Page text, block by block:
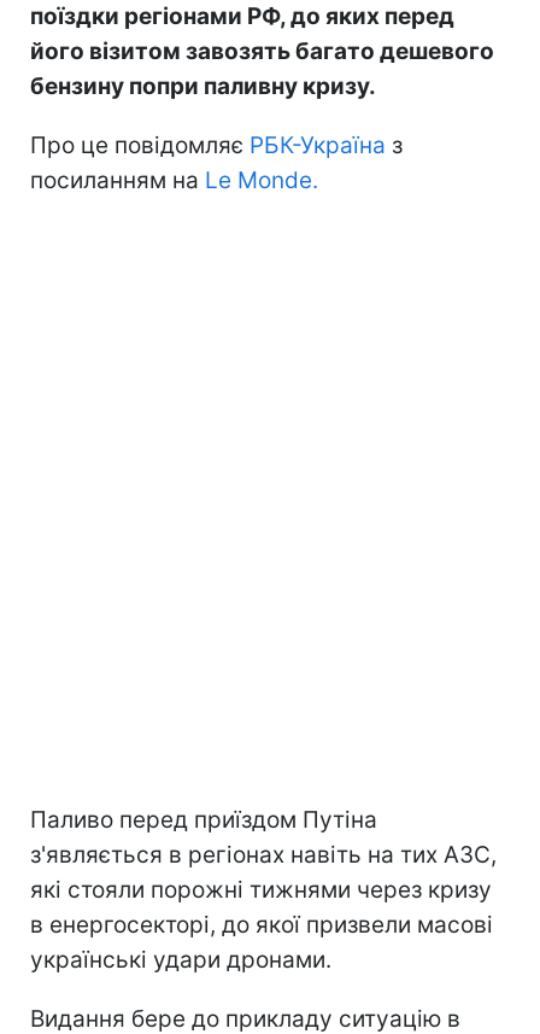
поїздки регіонами РФ, до яких перед
його візитом завозять багато дешевого
бензину попри паливну кризу.
Про це повідомляє РБК-Україна з
посиланням на Le Monde.
Паливо перед приїздом Путіна
з'являється в регіонах навіть на тих АЗС,
які стояли порожні тижнями через кризу
в енергосекторі, до якої призвели масові
українські удари дронами.
Видання бере до прикладу ситуацію в